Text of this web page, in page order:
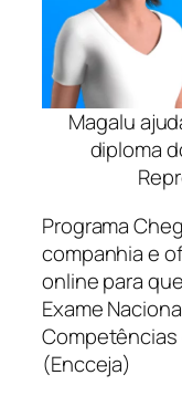
Magalu
diploma
Programa
companhia e
online para
Exame
(Encceja)